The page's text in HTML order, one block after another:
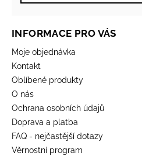
INFORMACE PRO VÁS
Moje objednávka
Kontakt
Oblíbené produkty
O nás
Ochrana osobních údajů
Doprava a platba
FAQ - nejčastější dotazy
Věrnostní program